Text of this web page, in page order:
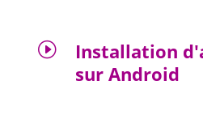
I
Installation
sur Android